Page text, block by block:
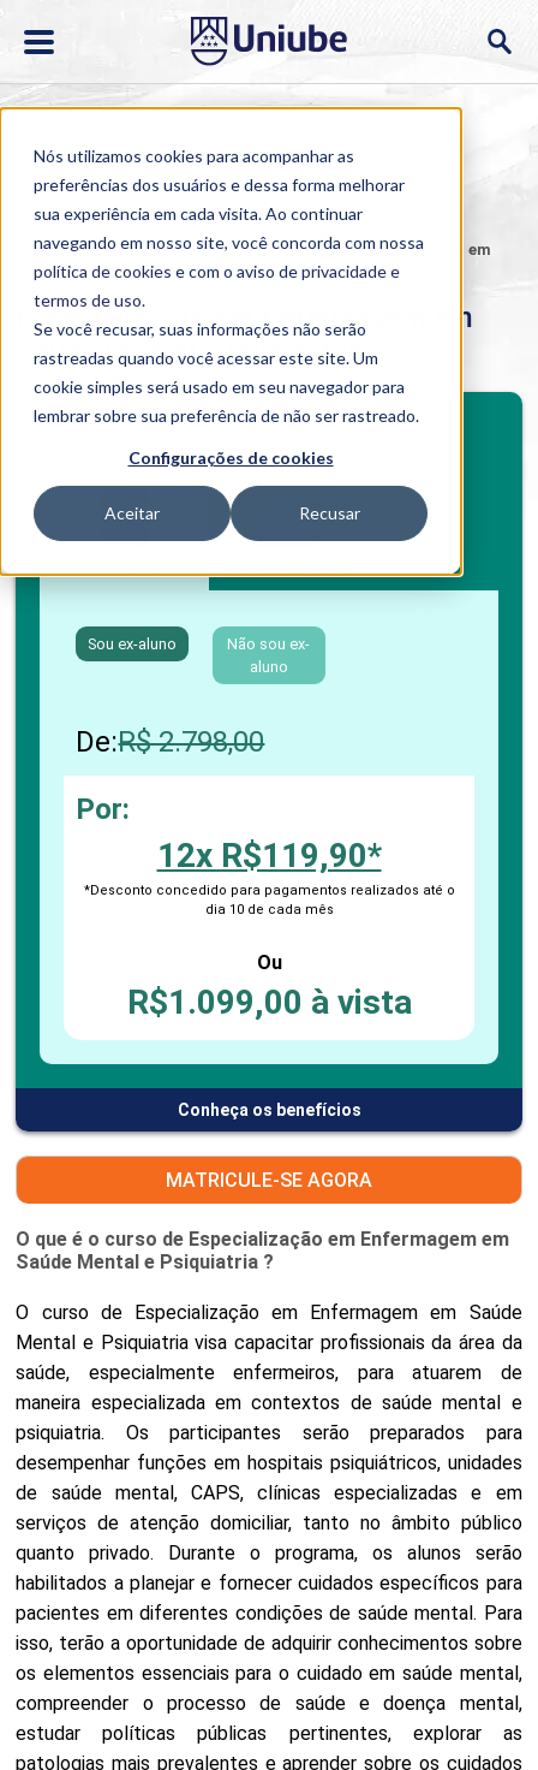
Nós utilizamos cookies para acompanhar as
preferências dos usuários e dessa forma melhorar
sua experiência em cada visita. Ao continuar
navegando em nosso site, você concorda com nossa
política de cookies e com o aviso deprivacidade e
termos de uso.
Se você recusar, suas informações não serão
rastreadas quando você acessar este site. Um
cookie simples será usado em seu navegador para
lembrar sobre sua preferência de não ser rastreado.
Configurações de cookies
Aceitar Recusar
Home > Cursos > EAD > Pós-graduação >Especialização em
Enfermagem em Saúde Mental e Psiquiatria
Especialização em Enfermagem em
Saúde Mental e Psiquiatria
Investimento
Boleto bancário / PIX Cartão de crédito
Sou ex-aluno
Não sou ex-
aluno
De:R$ 2.798,00
Por:
12x R$119,90*
*Desconto concedido para pagamentos realizados até o
dia 10 de cada mês
Ou
R$1.099,00 à vista
Conheça os benefícios
BENEFÍCIOS
Benefícios pós-graduação
MATRICULE-SE AGORA
O que é o curso de Especialização em Enfermagem em
Saúde Mental e Psiquiatria ?
O curso de Especialização em Enfermagem em Saúde
Mental e Psiquiatria visa capacitar profissionais da área da
saúde, especialmente enfermeiros, para atuarem de
maneira especializada em contextos de saúde mental e
psiquiatria. Os participantes serão preparados para
desempenhar funções em hospitais psiquiátricos, unidades
de saúde mental, CAPS, clínicas especializadas e em
serviços de atenção domiciliar, tanto no âmbito público
quanto privado. Durante o programa, os alunos serão
habilitados a planejar e fornecer cuidados específicos para
pacientes em diferentes condições de saúde mental. Para
isso, terão a oportunidade de adquirir conhecimentos sobre
os elementos essenciais para o cuidado em saúde mental,
compreender o processo de saúde e doença mental,
estudar políticas públicas pertinentes, explorar as
patologias mais prevalentes e aprender sobre os cuidados